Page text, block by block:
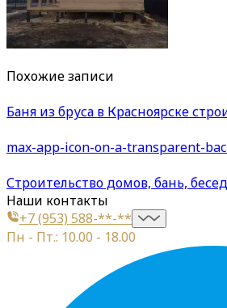
Похожие записи
Баня из бруса в Красноярске
max-app-icon-on-a-transparent-
Строительство домов, бань,
Наши контакты
+7 (953) 588-**-**
Пн - Пт.: 10.00 - 18.00